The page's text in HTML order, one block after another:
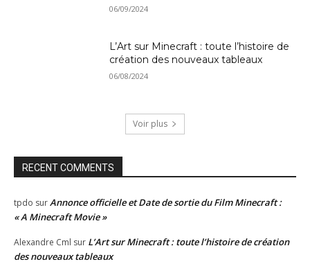
06/09/2024
L’Art sur Minecraft : toute l’histoire de
création des nouveaux tableaux
06/08/2024
Voir plus
RECENT COMMENTS
tpdo surAnnonce officielle et Date de sortie du Film Minecraft :
« A Minecraft Movie »
Alexandre Cml sur L’Art sur Minecraft : toute l’histoire de création
des nouveaux tableaux